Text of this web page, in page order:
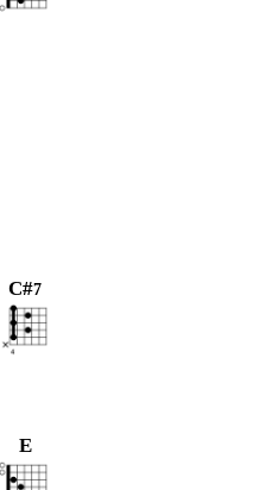
C#7
E